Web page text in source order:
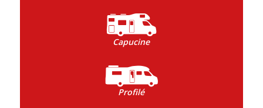
Capucine
Profilé